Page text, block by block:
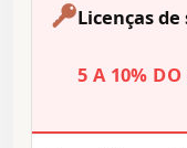
Licenças
5 A 10% DO